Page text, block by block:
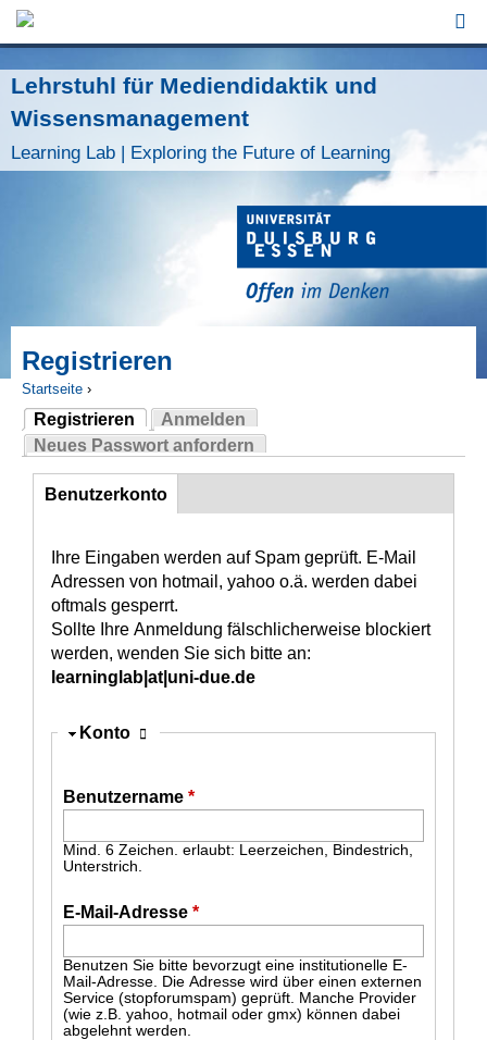
Lehrstuhl für Mediendidaktik und
Wissensmanagement
Learning Lab | Exploring the Future of Learning
Registrieren
Sie sind hier
Startseite ›
Haupt-Reiter
Registrieren
(aktiver Reiter)
Anmelden
Neues Passwort anfordern
Benutzerkonto
Ihre Eingaben werden auf Spam geprüft. E-Mail
Adressen von hotmail, yahoo o.ä. werden dabei
oftmals gesperrt.
Sollte Ihre Anmeldung fälschlicherweise blockiert
werden, wenden Sie sich bitte an:
learninglab|at|uni-due.de
Ausblenden
Konto
Benutzername *
Mind. 6 Zeichen. erlaubt: Leerzeichen, Bindestrich,
Unterstrich.
E-Mail-Adresse *
Benutzen Sie bitte bevorzugt eine institutionelle E-
Mail-Adresse. Die Adresse wird über einen externen
Service (stopforumspam) geprüft. Manche Provider
(wie z.B. yahoo, hotmail oder gmx) können dabei
abgelehnt werden.